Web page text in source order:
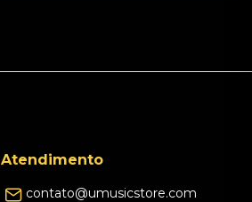
Atendimento
contato@umusicstore.com